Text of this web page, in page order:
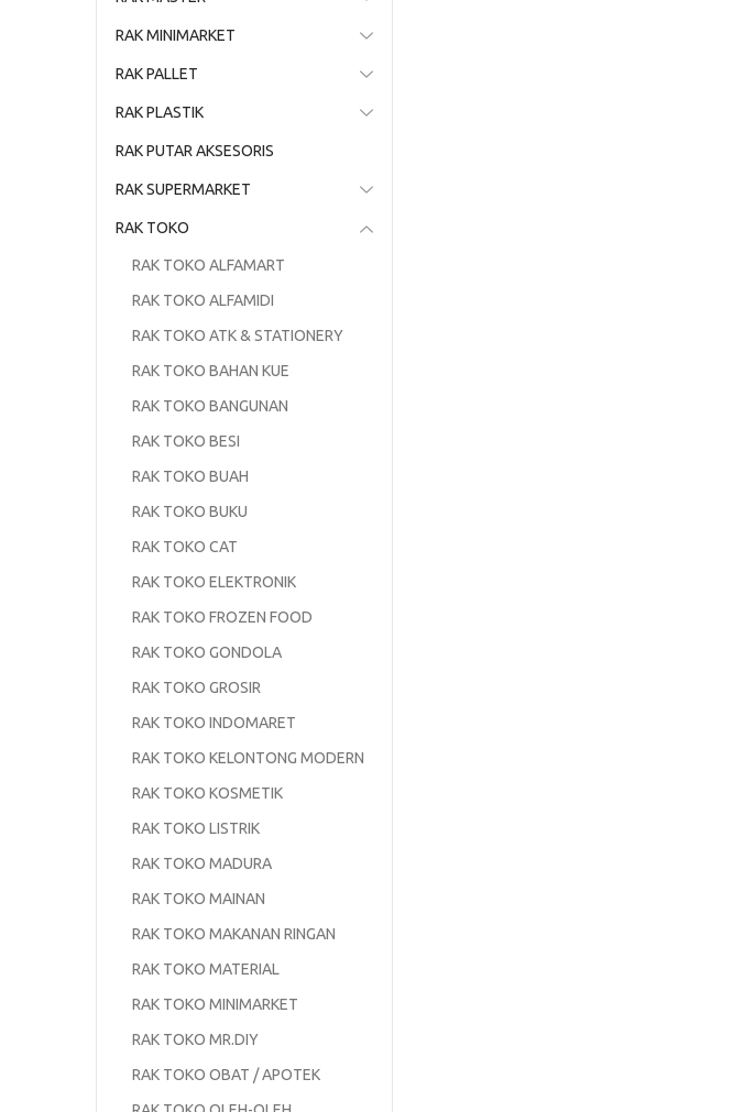
RAK MINIMARKET
RAK PALLET
RAK PLASTIK
RAK PUTAR AKSESORIS
RAK SUPERMARKET
RAK TOKO
RAK TOKO ALFAMART
RAK TOKO ALFAMIDI
RAK TOKO ATK & STATIONERY
RAK TOKO BAHAN KUE
RAK TOKO BANGUNAN
RAK TOKO BESI
RAK TOKO BUAH
RAK TOKO BUKU
RAK TOKO CAT
RAK TOKO ELEKTRONIK
RAK TOKO FROZEN FOOD
RAK TOKO GONDOLA
RAK TOKO GROSIR
RAK TOKO INDOMARET
RAK TOKO KELONTONG MODERN
RAK TOKO KOSMETIK
RAK TOKO LISTRIK
RAK TOKO MADURA
RAK TOKO MAINAN
RAK TOKO MAKANAN RINGAN
RAK TOKO MATERIAL
RAK TOKO MINIMARKET
RAK TOKO MR.DIY
RAK TOKO OBAT / APOTEK